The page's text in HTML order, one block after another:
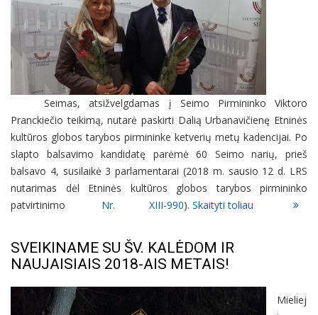
Seimas, atsižvelgdamas į Seimo Pirmininko Viktoro
Pranckiečio teikimą, nutarė paskirti Dalią Urbanavičienę Etninės
kultūros globos tarybos pirmininke ketverių metų kadencijai. Po
slapto balsavimo kandidatę parėmė 60 Seimo narių, prieš
balsavo 4, susilaikė 3 parlamentarai (2018 m. sausio 12 d. LRS
nutarimas dėl Etninės kultūros globos tarybos pirmininko
patvirtinimo
Nr. XIII-990). Skaityti toliau
SVEIKINAME SU ŠV. KALĖDOM IR
NAUJAISIAIS 2018-AIS METAIS!
Mieliej